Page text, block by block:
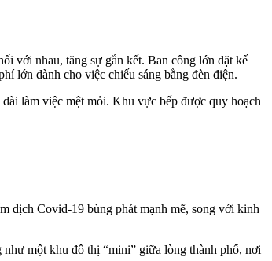
với nhau, tăng sự gắn kết. Ban công lớn đặt kế
lớn dành cho việc chiếu sáng bằng đèn điện.
làm việc mệt mỏi. Khu vực bếp được quy hoạch
dịch Covid-19 bùng phát mạnh mẽ, song với kinh
một khu đô thị “mini” giữa lòng thành phố, nơi